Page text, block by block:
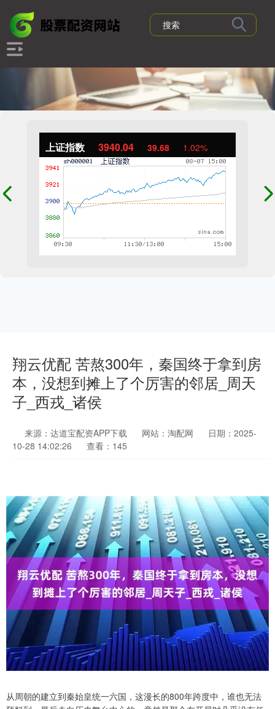
上证指数 3940.04 39.68 1.02%
翔云优配 苦熬300年，秦国终于拿到房
本，没想到摊上了个厉害的邻居_周天
子_西戎_诸侯
来源：达道宝配资APP下载 网站：淘配网
日期：2025-
10-28 14:02:26
查看：145
从周朝的建立到秦始皇统一六国，这漫长的800年跨度中，谁也无法